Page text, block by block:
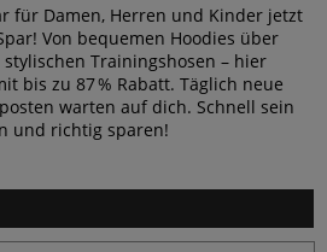
für Damen, Herren und Kinder jetzt
Von bequemen Hoodies über
Trainingshosen – hier
bis zu 87 % Rabatt. Täglich neue
warten auf dich. Schnell sein
und richtig sparen!